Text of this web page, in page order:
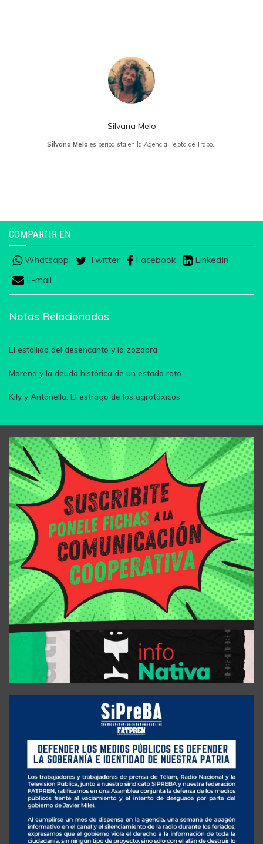
Silvana Melo
Silvana Melo es periodista en la Agencia Pelota de Trapo.
COMPARTIR EN
Whatsapp Twitter Facebook
LinkedIn
E-mail
Notas Relacionadas
El estallido del desencanto y la zozobra
Morena y la deuda histórica de un estado roto
Kily y Antonella: El estrago de los agrotóxicos